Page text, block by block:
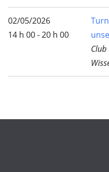
02/05/2026
14 h 00 - 20 h 00